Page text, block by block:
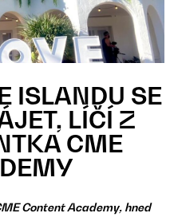
ISLANDU SE
LÍČÍ Z
CME
Content Academy, hned